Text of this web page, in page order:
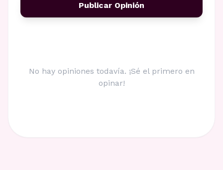
Publicar Opinión
No hay opiniones todavía. ¡Sé el primero en
opinar!